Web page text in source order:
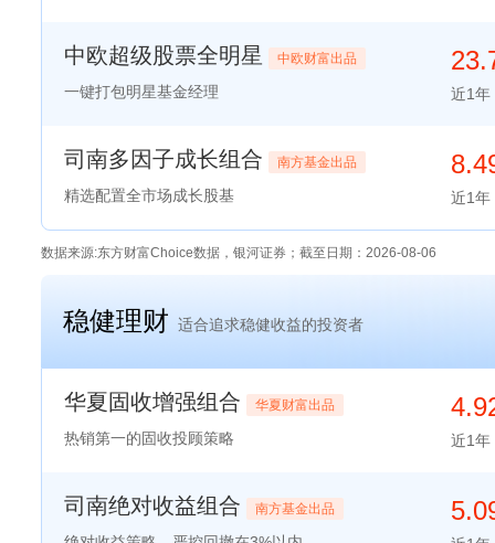
中欧超级股票全明星 中欧财富出品
一键打包明星基金经理 近1年
司南多因子成长组合 南方基金出品
精选配置全市场成长股基 近1年
数据来源:东方财富Choice数据，银河证券；截至日期：2026-08-06
稳健理财 适合追求稳健收益的投资者
华夏固收增强组合 华夏财富出品
热销第一的固收投顾策略 近1年
司南绝对收益组合 南方基金出品